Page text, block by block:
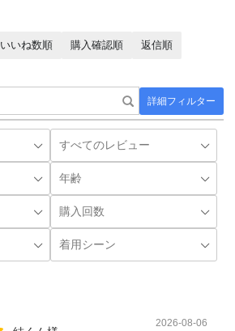
詳細フィルター
いいね数順 購入確認順 返信順
2026-08-06